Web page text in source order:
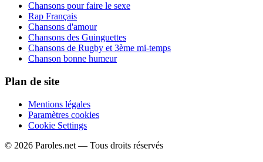
Chansons pour faire le sexe
Rap Français
Chansons d'amour
Chansons des Guinguettes
Chansons de Rugby et 3ème mi-temps
Chanson bonne humeur
Plan de site
Mentions légales
Paramètres cookies
Cookie Settings
© 2026 Paroles.net — Tous droits réservés